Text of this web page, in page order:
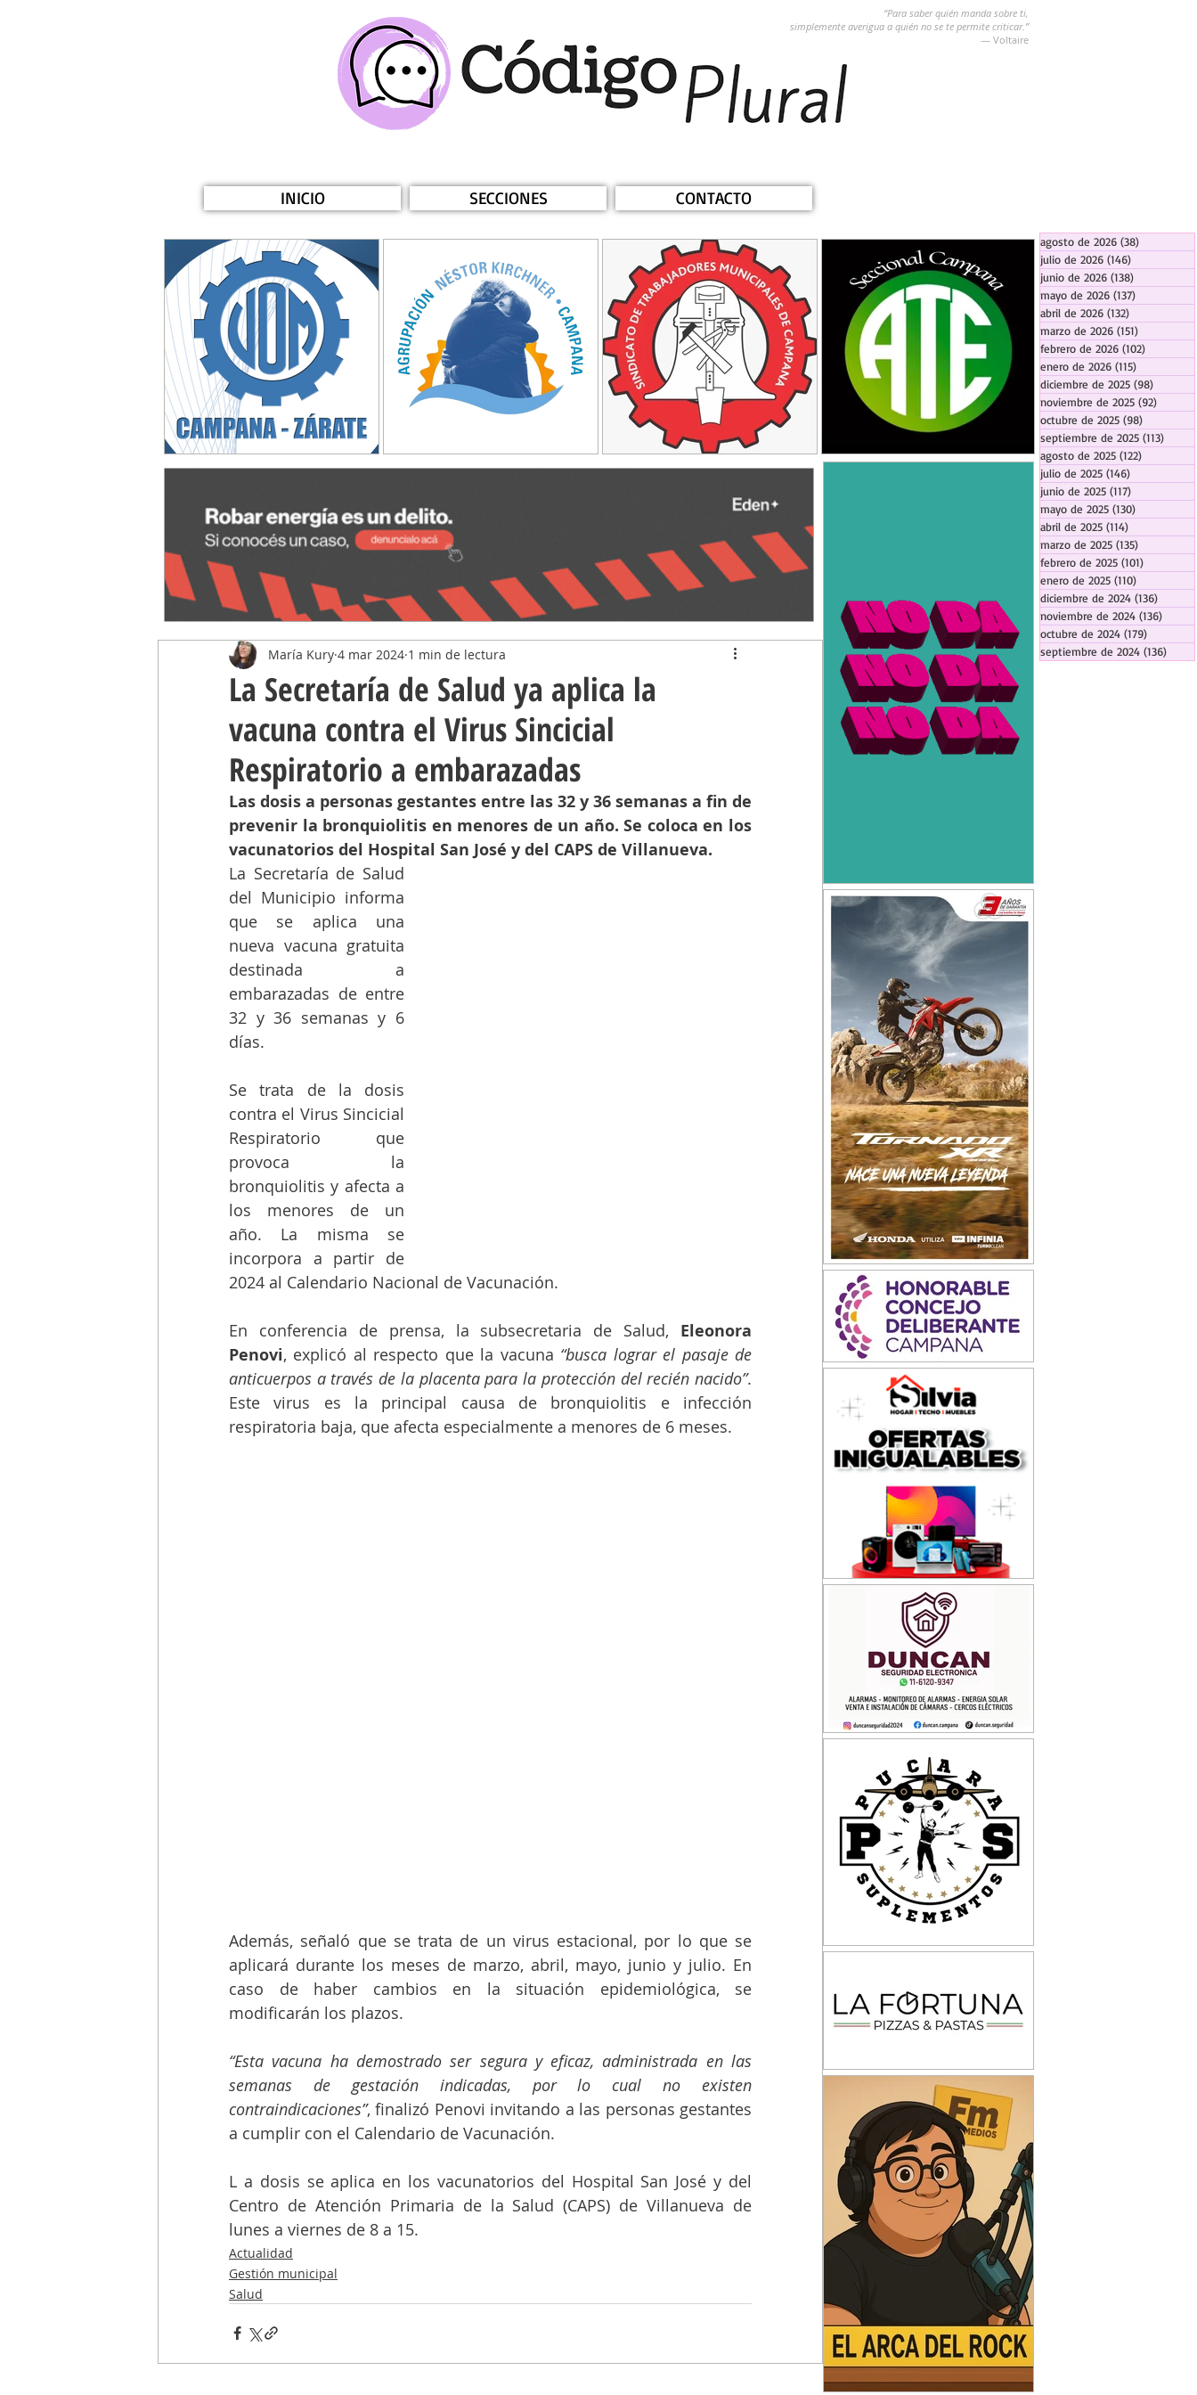
“Para saber quién manda sobre ti,
simplemente averigua a quién no se te permite criticar.”
― Voltaire
INICIO SECCIONES CONTACTO
La Secretaría de Salud ya aplica la
vacuna contra el Virus Sincicial
Respiratorio a embarazadas
María Kury 4 mar 2024 1 min de lectura
Las dosis a personas gestantes entre las 32 y 36 semanas a fin de
prevenir la bronquiolitis en menores de un año. Se coloca en los
vacunatorios del Hospital San José y del CAPS de Villanueva.
La Secretaría de Salud
del Municipio informa
que se aplica una
nueva vacuna gratuita
destinada a
embarazadas de entre
32 y 36 semanas y 6
días.
Se trata de la dosis
contra el Virus Sincicial
Respiratorio que
provoca la
bronquiolitis y afecta a
los menores de un
año. La misma se
incorpora a partir de
2024 al Calendario Nacional de Vacunación.
En conferencia de prensa, la subsecretaria de Salud, Eleonora
Penovi, explicó al respecto que la vacuna “busca lograr el pasaje de
anticuerpos a través de la placenta para la protección del recién nacido”.
Este virus es la principal causa de bronquiolitis e infección
respiratoria baja, que afecta especialmente a menores de 6 meses.
Además, señaló que se trata de un virus estacional, por lo que se
aplicará durante los meses de marzo, abril, mayo, junio y julio. En
caso de haber cambios en la situación epidemiológica, se
modificarán los plazos.
“Esta vacuna ha demostrado ser segura y eficaz, administrada en las
semanas de gestación indicadas, por lo cual no existen
contraindicaciones”, finalizó Penovi invitando a las personas gestantes
a cumplir con el Calendario de Vacunación.
L a dosis se aplica en los vacunatorios del Hospital San José y del
Centro de Atención Primaria de la Salud (CAPS) de Villanueva de
lunes a viernes de 8 a 15.
Actualidad
Gestión municipal
Salud
agosto de 2026 (38)
julio de 2026 (146)
junio de 2026 (138)
mayo de 2026 (137)
abril de 2026 (132)
marzo de 2026 (151)
febrero de 2026 (102)
enero de 2026 (115)
diciembre de 2025 (98)
noviembre de 2025 (92)
octubre de 2025 (98)
septiembre de 2025 (113)
agosto de 2025 (122)
julio de 2025 (146)
junio de 2025 (117)
mayo de 2025 (130)
abril de 2025 (114)
marzo de 2025 (135)
febrero de 2025 (101)
enero de 2025 (110)
diciembre de 2024 (136)
noviembre de 2024 (136)
octubre de 2024 (179)
septiembre de 2024 (136)